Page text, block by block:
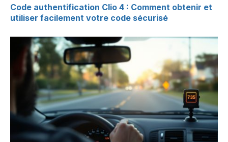
Code authentification Clio 4 : Comment obtenir et
utiliser facilement votre code sécurisé